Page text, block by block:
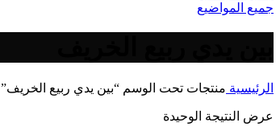
جميع المواضيع
الرئيسية منتجات تحت الوسم “بين يدي ربيع الخريف”
عرض النتيجة الوحيدة